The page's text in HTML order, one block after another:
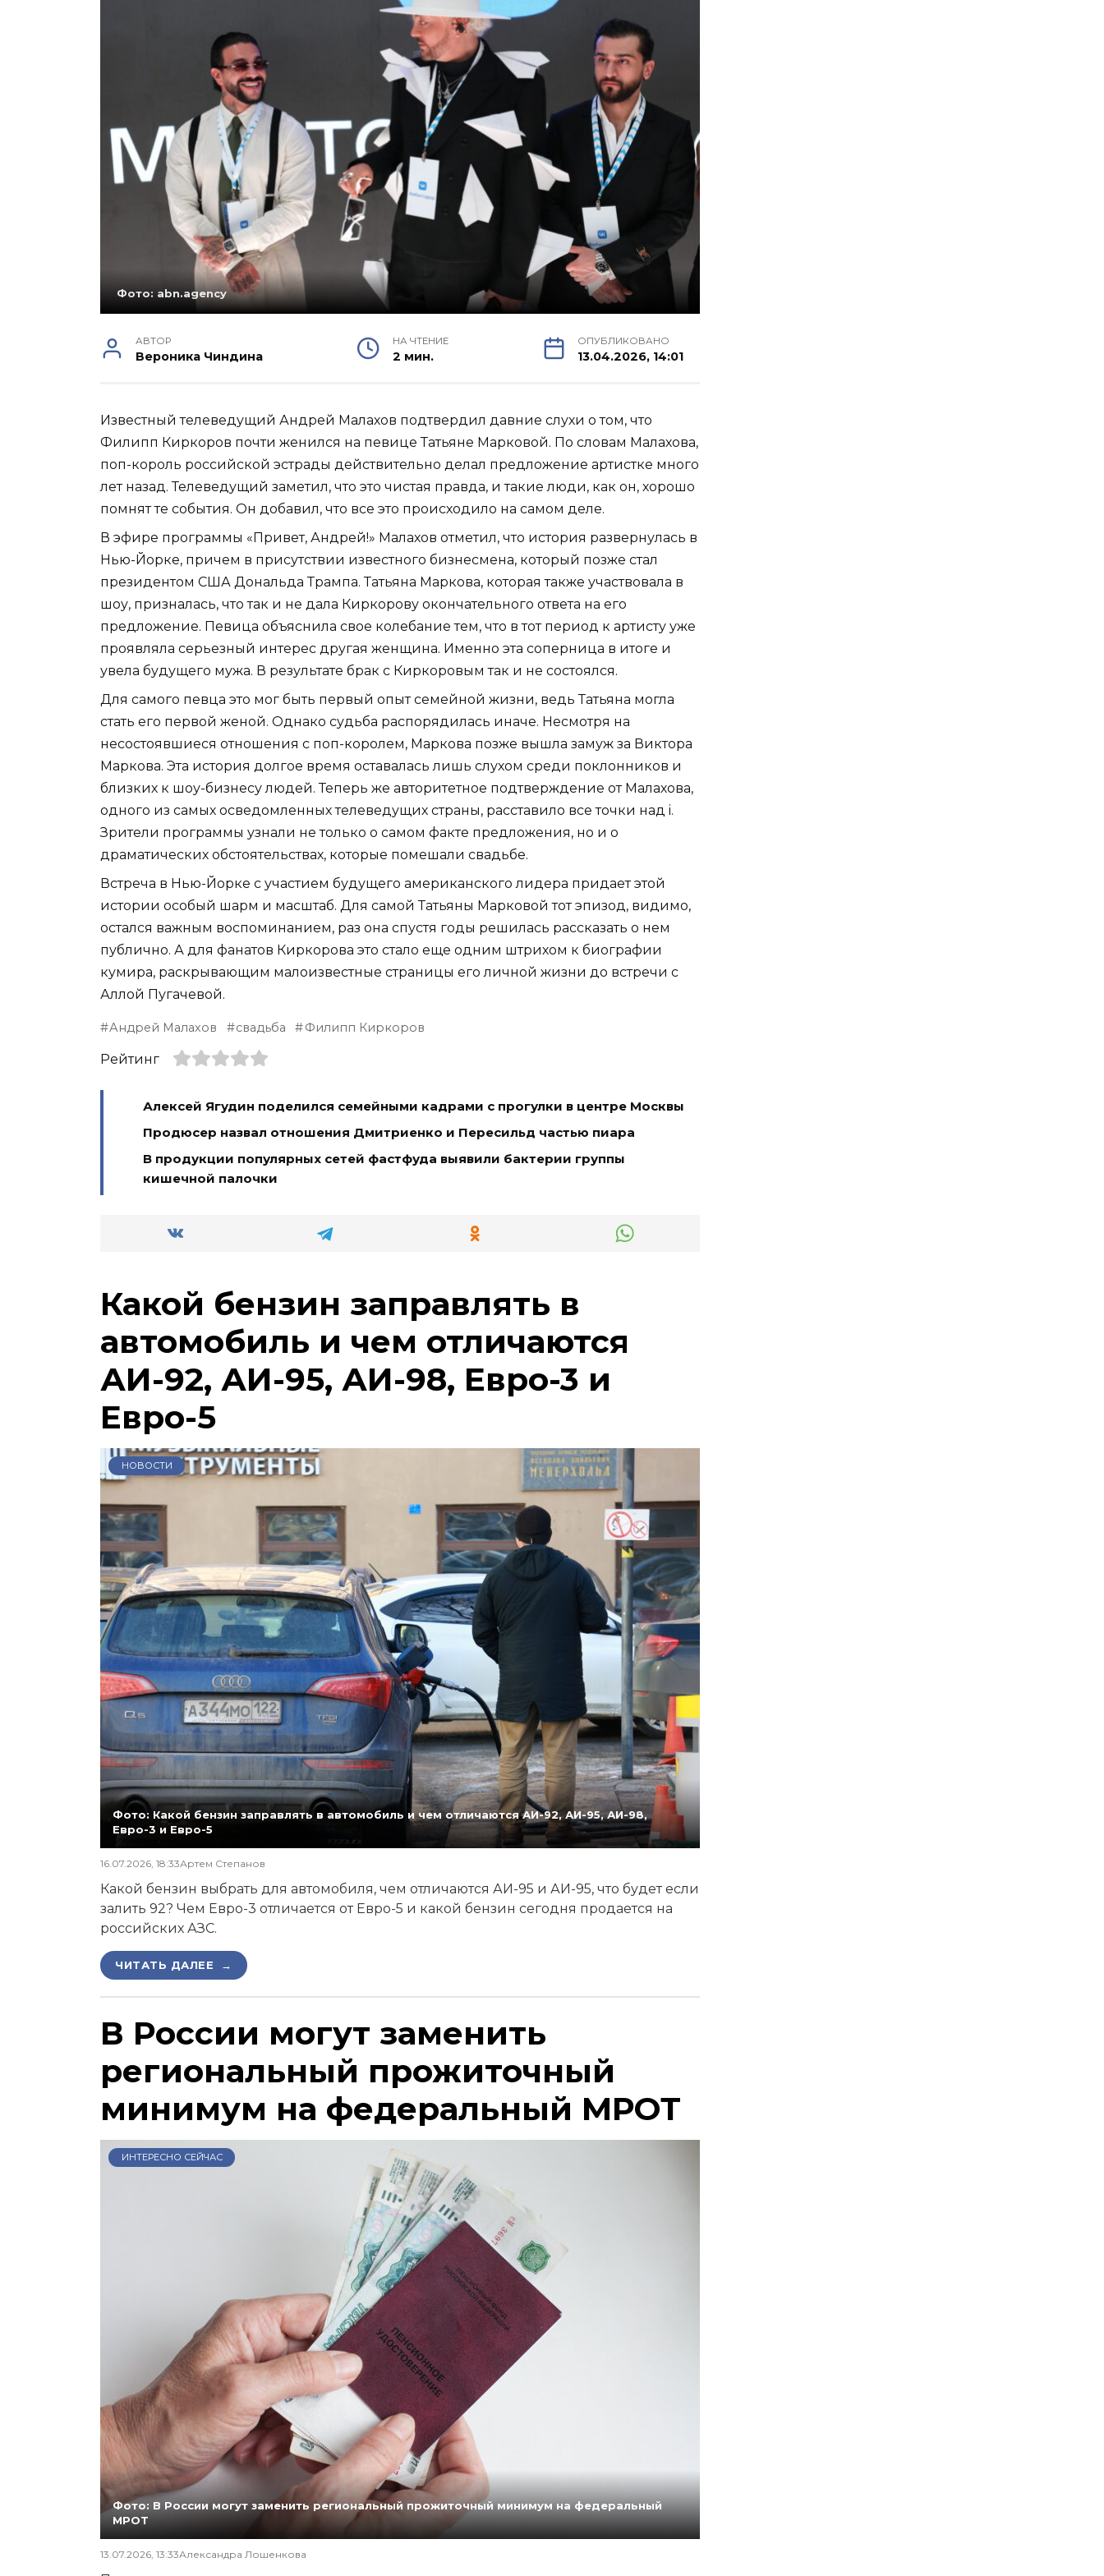
Фото: abn.agency
АВТОР
Вероника Чиндина
НА ЧТЕНИЕ
2 мин.
ОПУБЛИКОВАНО
13.04.2026, 14:01
Известный телеведущий Андрей Малахов подтвердил давние слухи о том, что
Филипп Киркоров почти женился на певице Татьяне Марковой. По словам Малахова,
поп-король российской эстрады действительно делал предложение артистке много
лет назад. Телеведущий заметил, что это чистая правда, и такие люди, как он, хорошо
помнят те события. Он добавил, что все это происходило на самом деле.
В эфире программы «Привет, Андрей!» Малахов отметил, что история развернулась в
Нью-Йорке, причем в присутствии известного бизнесмена, который позже стал
президентом США Дональда Трампа. Татьяна Маркова, которая также участвовала в
шоу, призналась, что так и не дала Киркорову окончательного ответа на его
предложение. Певица объяснила свое колебание тем, что в тот период к артисту уже
проявляла серьезный интерес другая женщина. Именно эта соперница в итоге и
увела будущего мужа. В результате брак с Киркоровым так и не состоялся.
Для самого певца это мог быть первый опыт семейной жизни, ведь Татьяна могла
стать его первой женой. Однако судьба распорядилась иначе. Несмотря на
несостоявшиеся отношения с поп-королем, Маркова позже вышла замуж за Виктора
Маркова. Эта история долгое время оставалась лишь слухом среди поклонников и
близких к шоу-бизнесу людей. Теперь же авторитетное подтверждение от Малахова,
одного из самых осведомленных телеведущих страны, расставило все точки над i.
Зрители программы узнали не только о самом факте предложения, но и о
драматических обстоятельствах, которые помешали свадьбе.
Встреча в Нью-Йорке с участием будущего американского лидера придает этой
истории особый шарм и масштаб. Для самой Татьяны Марковой тот эпизод, видимо,
остался важным воспоминанием, раз она спустя годы решилась рассказать о нем
публично. А для фанатов Киркорова это стало еще одним штрихом к биографии
кумира, раскрывающим малоизвестные страницы его личной жизни до встречи с
Аллой Пугачевой.
Андрей Малахов свадьба Филипп Киркоров
Рейтинг
Алексей Ягудин поделился семейными кадрами с прогулки в центре Москвы
Продюсер назвал отношения Дмитриенко и Пересильд частью пиара
В продукции популярных сетей фастфуда выявили бактерии группы
кишечной палочки
Какой бензин заправлять в
автомобиль и чем отличаются
АИ-92, АИ-95, АИ-98, Евро-3 и
Евро-5
НОВОСТИ
Фото: Какой бензин заправлять в автомобиль и чем отличаются АИ-92, АИ-95, АИ-98,
Евро-3 и Евро-5
16.07.2026, 18:33Артем Степанов
Какой бензин выбрать для автомобиля, чем отличаются АИ-95 и АИ-95, что будет если
залить 92? Чем Евро-3 отличается от Евро-5 и какой бензин сегодня продается на
российских АЗС.
ЧИТАТЬ ДАЛЕЕ →
В России могут заменить
региональный прожиточный
минимум на федеральный МРОТ
ИНТЕРЕСНО СЕЙЧАС
Фото: В России могут заменить региональный прожиточный минимум на федеральный
МРОТ
13.07.2026, 13:33Александра Лошенкова